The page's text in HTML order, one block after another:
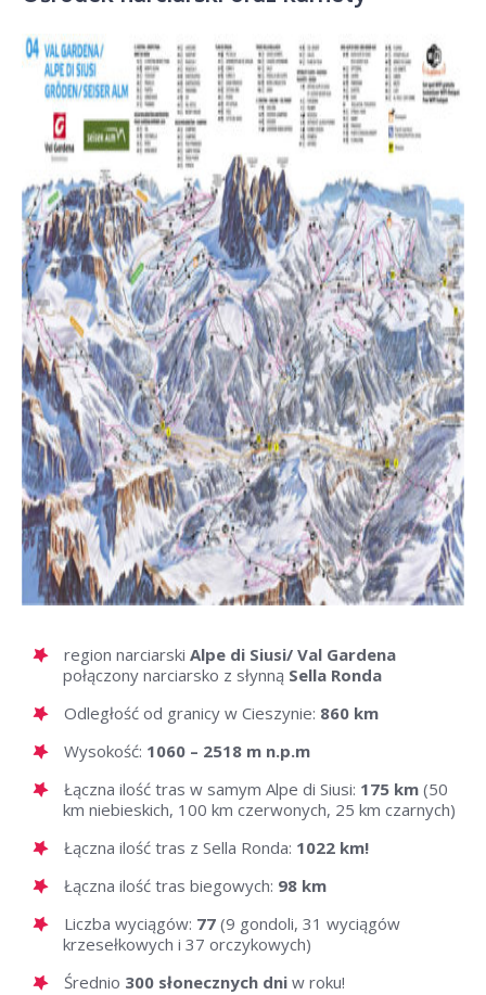
region narciarski Alpe di Siusi/ Val Gardena
połączony narciarsko z słynną Sella Ronda
Odległość od granicy w Cieszynie: 860 km
Wysokość: 1060 – 2518 m n.p.m
Łączna ilość tras w samym Alpe di Siusi: 175 km (50
km niebieskich, 100 km czerwonych, 25 km czarnych)
Łączna ilość tras z Sella Ronda: 1022 km!
Łączna ilość tras biegowych: 98 km
Liczba wyciągów: 77 (9 gondoli, 31 wyciągów
krzesełkowych i 37 orczykowych)
Średnio 300 słonecznych dni w roku!